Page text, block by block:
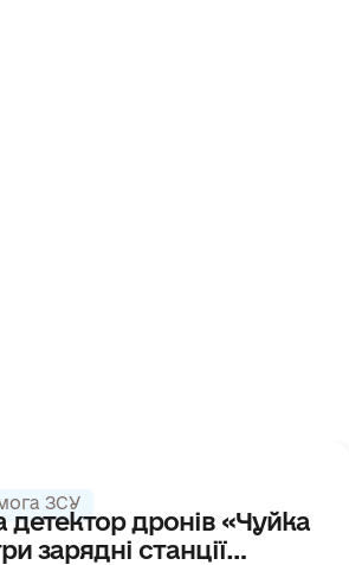
ЗАКРИТО
ЗСУ
детектор дронів «Чуйка
зарядні станції